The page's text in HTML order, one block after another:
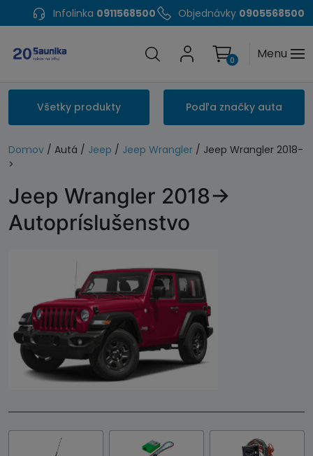
Infolinka 0911568500 Objednávky 0905568500
Menu
0
Všetky produkty Podľa značky auta
Domov / Autá / Jeep / Jeep Wrangler / Jeep Wrangler 2018-
>
Jeep Wrangler 2018->
Autopríslušenstvo